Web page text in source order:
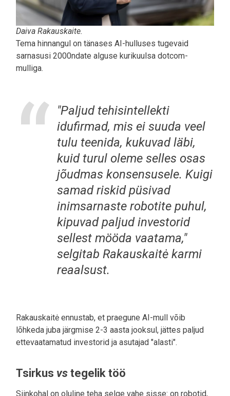
Daiva Rakauskaite.
Tema hinnangul on tänases AI-hulluses tugevaid
sarnasusi 2000ndate alguse kurikuulsa dotcom-
mulliga.
"Paljud tehisintellekti
idufirmad, mis ei suuda veel
tulu teenida, kukuvad läbi,
kuid turul oleme selles osas
jõudmas konsensusele. Kuigi
samad riskid püsivad
inimsarnaste robotite puhul,
kipuvad paljud investorid
sellest mööda vaatama,"
selgitab Rakauskaitė karmi
reaalsust.
Rakauskaitė ennustab, et praegune AI-mull võib
lõhkeda juba järgmise 2-3 aasta jooksul, jättes paljud
ettevaatamatud investorid ja asutajad "alasti".
Tsirkus vs tegelik töö
Siinkohal on oluline teha selge vahe sisse: on robotid,